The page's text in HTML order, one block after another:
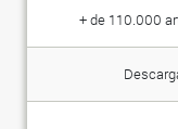
+ de 110.000